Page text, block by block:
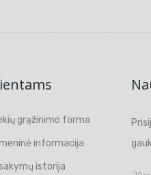
grąžinimo forma
informacija
istorija